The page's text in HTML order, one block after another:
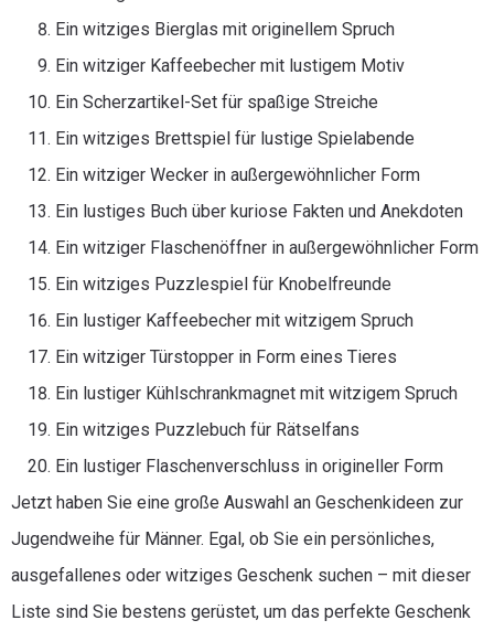
Ein witziges Bierglas mit originellem Spruch
Ein witziger Kaffeebecher mit lustigem Motiv
Ein Scherzartikel-Set für spaßige Streiche
Ein witziges Brettspiel für lustige Spielabende
Ein witziger Wecker in außergewöhnlicher Form
Ein lustiges Buch über kuriose Fakten und Anekdoten
Ein witziger Flaschenöffner in außergewöhnlicher Form
Ein witziges Puzzlespiel für Knobelfreunde
Ein lustiger Kaffeebecher mit witzigem Spruch
Ein witziger Türstopper in Form eines Tieres
Ein lustiger Kühlschrankmagnet mit witzigem Spruch
Ein witziges Puzzlebuch für Rätselfans
Ein lustiger Flaschenverschluss in origineller Form
Jetzt haben Sie eine große Auswahl an Geschenkideen zur
Jugendweihe für Männer. Egal, ob Sie ein persönliches,
ausgefallenes oder witziges Geschenk suchen – mit dieser
Liste sind Sie bestens gerüstet, um das perfekte Geschenk